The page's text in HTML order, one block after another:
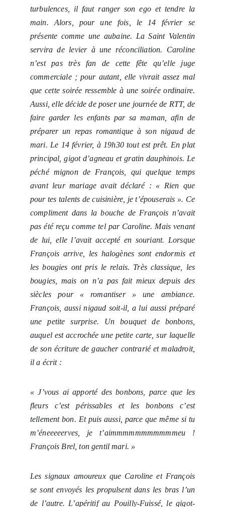
turbulences, il faut ranger son ego et tendre la
main. Alors, pour une fois, le 14 février se
présente comme une aubaine. La Saint Valentin
servira de levier à une réconciliation. Caroline
n’est pas très fan de cette fête qu’elle juge
commerciale ; pour autant, elle vivrait assez mal
que cette soirée ressemble à une soirée ordinaire.
Aussi, elle décide de poser une journée de RTT, de
faire garder les enfants par sa maman, afin de
préparer un repas romantique à son nigaud de
mari. Le 14 février, à 19h30 tout est prêt. En plat
principal, gigot d’agneau et gratin dauphinois. Le
péché mignon de François, qui quelque temps
avant leur mariage avait déclaré : « Rien que
pour tes talents de cuisinière, je t’épouserais ». Ce
compliment dans la bouche de François n’avait
pas été reçu comme tel par Caroline. Mais venant
de lui, elle l’avait accepté en souriant. Lorsque
François arrive, les halogènes sont endormis et
les bougies ont pris le relais. Très classique, les
bougies, mais on n’a pas fait mieux depuis des
siècles pour « romantiser » une ambiance.
François, aussi nigaud soit-il, a lui aussi préparé
une petite surprise. Un bouquet de bonbons,
auquel est accrochée une petite carte, sur laquelle
de son écriture de gaucher contrarié et maladroit,
il a écrit :
« J’vous ai apporté des bonbons, parce que les
fleurs c’est périssables et les bonbons c’est
tellement bon. Et puis aussi, parce que même si tu
m’éneeeeerves, je t’aimmmmmmmmmmmeu !
François Brel, ton gentil mari. »
Les signaux amoureux que Caroline et François
se sont envoyés les propulsent dans les bras l’un
de l’autre. L’apéritif au Pouilly-Fuissé, le gigot-